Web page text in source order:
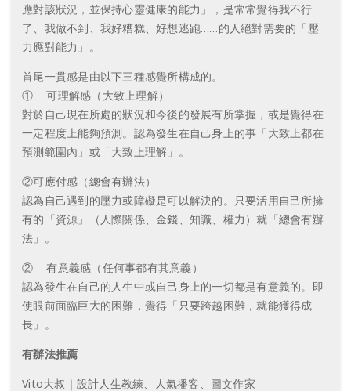
應對該狀況，並保持心靈健康的能力」，是常常覺得我不行
了、我做不到、我好糟糕、好想逃跑……的人絕對需要的「壓
力應對能力」。
首尾一貫感是由以下三種感覺所構成的。
① 可理解感（大致上理解）
對於自己現在所處的狀況和今後的發展有所掌握，或是覺得在
一定程度上能夠預測。認為發生在自己身上的事「大致上都在
預測範圍內」或「大致上理解」。
②可應付感（總會有辦法）
認為自己遇到的壓力或障礙是可以解決的。只要活用自己所擁
有的「資源」（人際關係、金錢、知識、權力）就「總會有辦
法」。
② 有意義感（任何事都有其意義）
認為發生在自己的人生中或自己身上的一切都是有意義的。即
使眼前面臨巨大的困難，覺得「只要跨越困難，就能獲得成
長」。
有辦法推薦
Vito大叔｜設計人生教練、人氣播客、圖文作家